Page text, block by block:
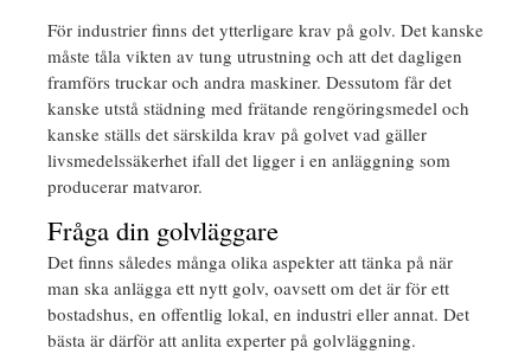
För industrier finns det ytterligare krav på golv. Det kanske
måste tåla vikten av tung utrustning och att det dagligen
framförs truckar och andra maskiner. Dessutom får det
kanske utstå städning med frätande rengöringsmedel och
kanske ställs det särskilda krav på golvet vad gäller
livsmedelssäkerhet ifall det ligger i en anläggning som
producerar matvaror.
Fråga din golvläggare
Det finns således många olika aspekter att tänka på när
man ska anlägga ett nytt golv, oavsett om det är för ett
bostadshus, en offentlig lokal, en industri eller annat. Det
bästa är därför att anlita experter på golvläggning.